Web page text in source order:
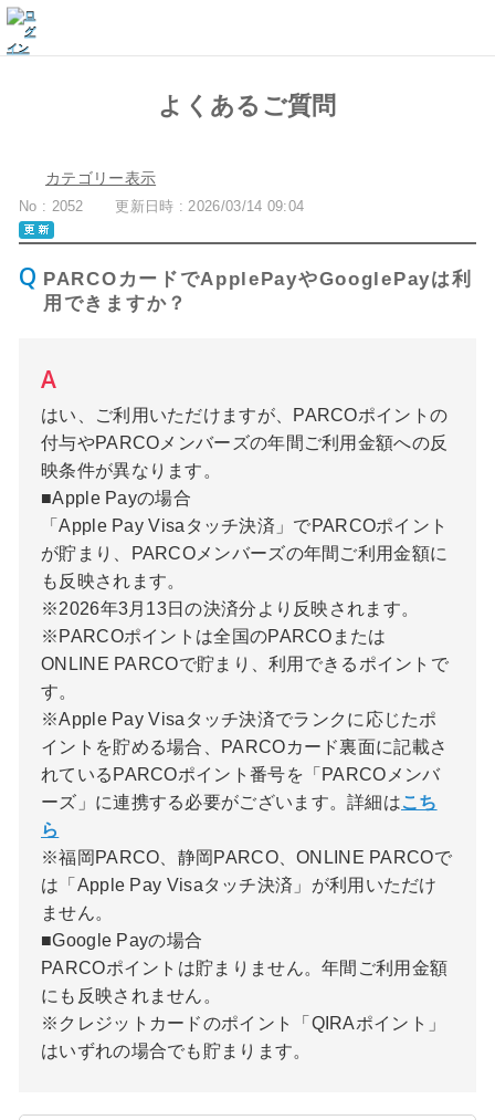
よくあるご質問
カテゴリー表示
No : 2052 更新日時 : 2026/03/14 09:04
PARCOカードでApplePayやGooglePayは利
用できますか？
はい、ご利用いただけますが、PARCOポイントの
付与やPARCOメンバーズの年間ご利用金額への反
映条件が異なります。
■Apple Payの場合
「Apple Pay Visaタッチ決済」でPARCOポイント
が貯まり、PARCOメンバーズの年間ご利用金額に
も反映されます。
※2026年3月13日の決済分より反映されます。
※PARCOポイントは全国のPARCOまたは
ONLINE PARCOで貯まり、利用できるポイントで
す。
※Apple Pay Visaタッチ決済でランクに応じたポ
イントを貯める場合、PARCOカード裏面に記載さ
れているPARCOポイント番号を「PARCOメンバ
ーズ」に連携する必要がございます。詳細はこち
ら
※福岡PARCO、静岡PARCO、ONLINE PARCOで
は「Apple Pay Visaタッチ決済」が利用いただけ
ません。
■Google Payの場合
PARCOポイントは貯まりません。年間ご利用金額
にも反映されません。
※クレジットカードのポイント「QIRAポイント」
はいずれの場合でも貯まります。